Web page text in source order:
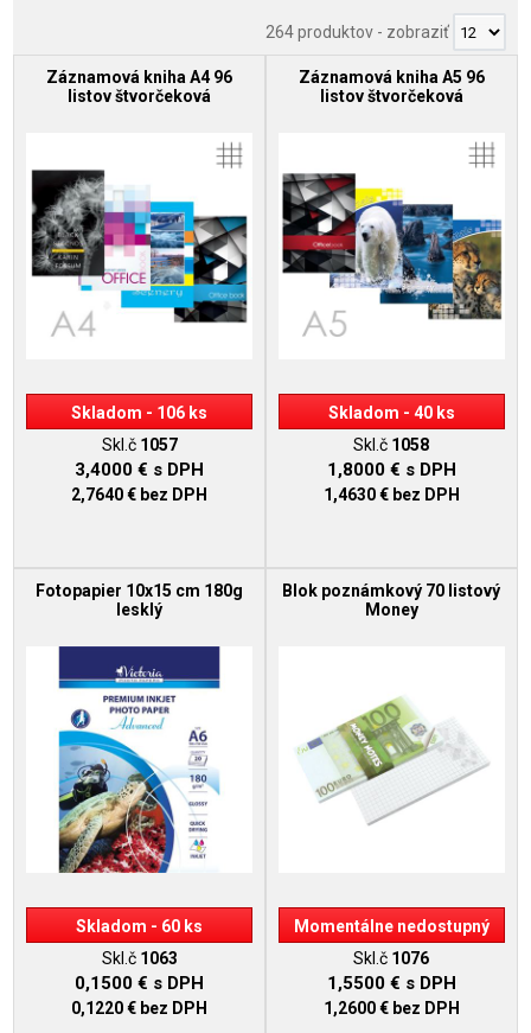
264 produktov- zobraziť
Záznamová kniha A4 96
listov štvorčeková
Skladom - 106 ks
Skl.č 1057
3,4000 € s DPH
2,7640 € bez DPH
Záznamová kniha A5 96
listov štvorčeková
Skladom - 40 ks
Skl.č 1058
1,8000 € s DPH
1,4630 € bez DPH
Fotopapier 10x15 cm 180g
lesklý
Skladom - 60 ks
Skl.č 1063
0,1500 € s DPH
0,1220 € bez DPH
Blok poznámkový 70 listový
Money
Momentálne nedostupný
Skl.č 1076
1,5500 € s DPH
1,2600 € bez DPH